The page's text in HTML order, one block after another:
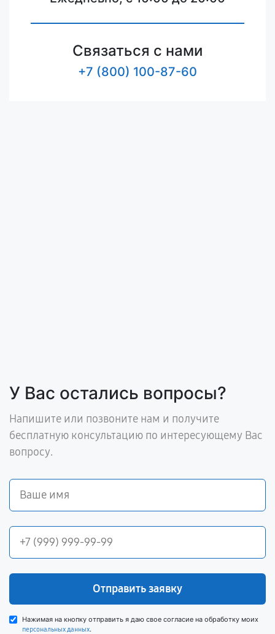
Связаться с нами
+7 (800) 100-87-60
У Вас остались вопросы?
Напишите или позвоните нам и получите
бесплатную консультацию по интересующему Вас
вопросу.
Отправить заявку
Нажимая на кнопку отправить я даю свое согласие на обработку моих
персональных данных.